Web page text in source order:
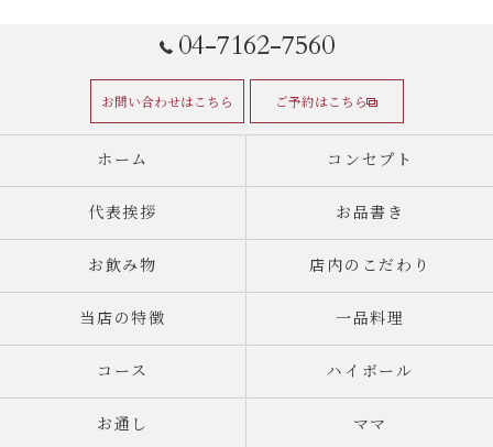
04-7162-7560
お問い合わせはこちら ご予約はこちら
ホーム コンセプト
代表挨拶 お品書き
お飲み物 店内のこだわり
当店の特徴 一品料理
コース ハイボール
お通し ママ